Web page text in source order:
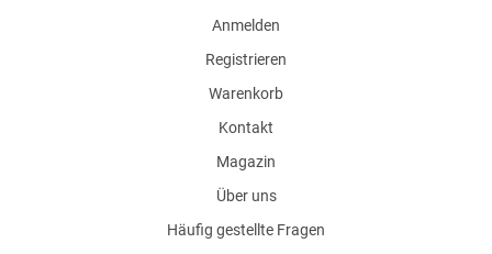
Anmelden
Registrieren
Warenkorb
Kontakt
Magazin
Über uns
Häufig gestellte Fragen